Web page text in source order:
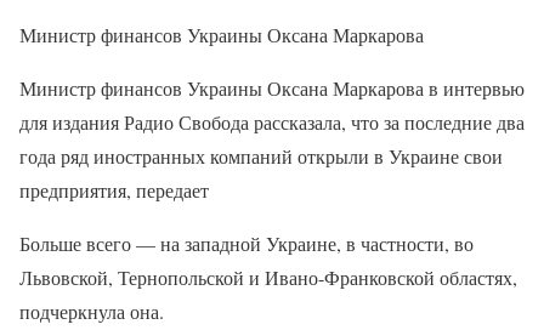
Министр финансов Украины Оксана Маркарова
Министр финансов Украины Оксана Маркарова в интервью
для издания Радио Свобода рассказала, что за последние два
года ряд иностранных компаний открыли в Украине свои
предприятия, передает
Больше всего — на западной Украине, в частности, во
Львовской, Тернопольской и Ивано-Франковской областях,
подчеркнула она.